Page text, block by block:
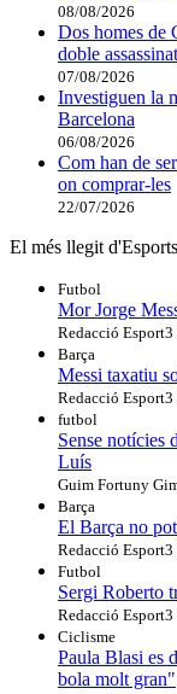
08/08/2026
Dos homes de
doble assassinat
07/08/2026
Investiguen la
Barcelona
06/08/2026
Com han de
on comprar-les
22/07/2026
El més llegit d'Esports
Futbol
Mor Jorge
Redacció Esport3
Barça
Messi taxatiu
Redacció Esport3
futbol
Sense
Luís
Guim Fortuny
Barça
El Barça no
Redacció Esport3
Futbol
Sergi Roberto
Redacció Esport3
Ciclisme
Paula Blasi es
bola molt gran"